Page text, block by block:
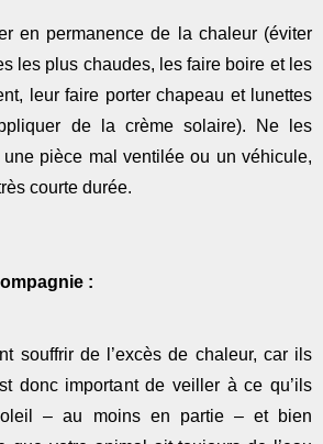
en permanence de la chaleur (éviter
les plus chaudes, les faire boire et les
leur faire porter chapeau et lunettes
de la crème solaire). Ne les
une pièce mal ventilée ou un véhicule,
courte durée.
:
souffrir de l’excès de chaleur, car ils
donc important de veiller à ce qu’ils
– au moins en partie – et bien